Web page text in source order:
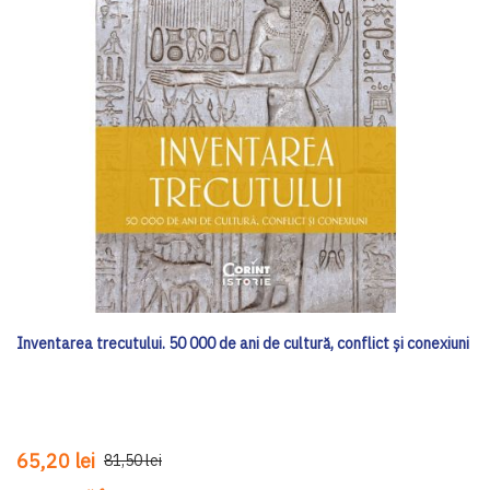
Inventarea trecutului. 50 000 de ani de cultură, conflict și conexiuni
65,20 lei 81,50 lei